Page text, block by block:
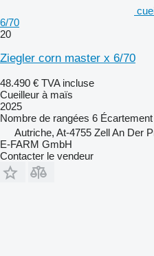
6/70
20
Ziegler corn master x 6/70
48.490 € TVA incluse
Cueilleur à maïs
2025
Nombre de rangées 6
Autriche, At-4755 Zell An Der
E-FARM GmbH
Contacter le vendeur